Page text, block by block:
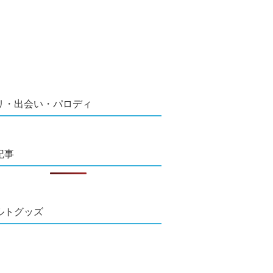
・出会い・パロディ
事
トグッズ